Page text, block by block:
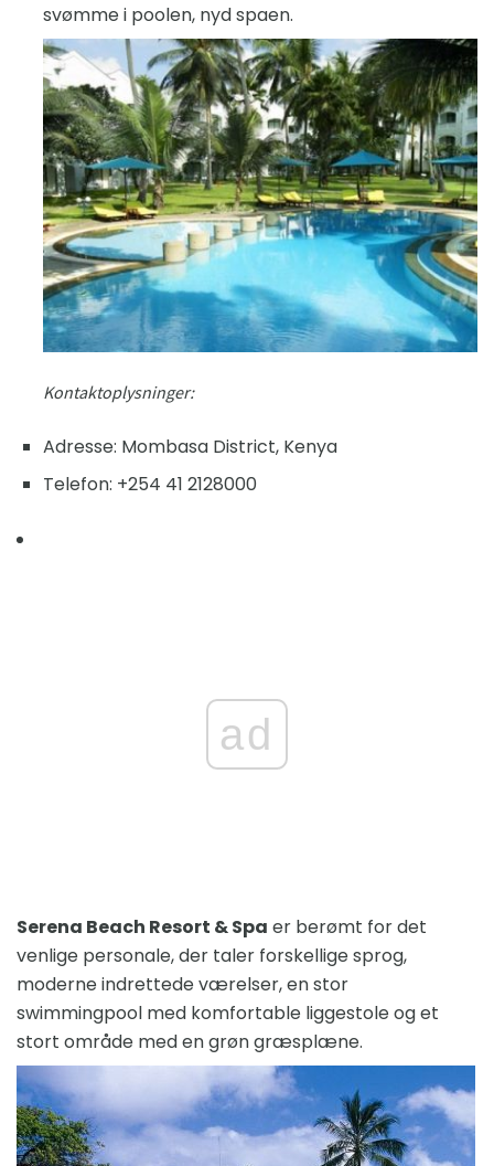
svømme i poolen, nyd spaen.
Kontaktoplysninger:
Adresse: Mombasa District, Kenya
Telefon: +254 41 2128000
ad
Serena Beach Resort & Spa er berømt for det
venlige personale, der taler forskellige sprog,
moderne indrettede værelser, en stor
swimmingpool med komfortable liggestole og et
stort område med en grøn græsplæne.